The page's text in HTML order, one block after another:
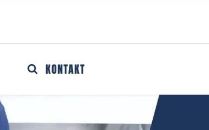
KONTAKT